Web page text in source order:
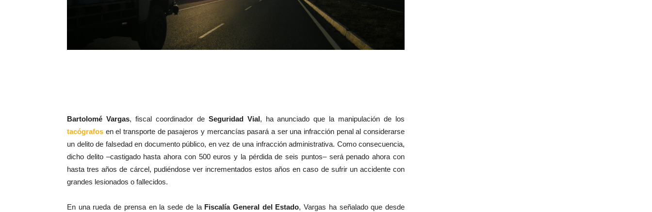
Bartolomé Vargas, fiscal coordinador de Seguridad Vial , ha anunciado que la manipulación de los
tacógrafos en el transporte de pasajeros y mercancías pasará a ser una infracción penal al considerarse
un delito de falsedad en documento público, en vez de una infracción administrativa. Como consecuencia,
dicho delito –castigado hasta ahora con 500 euros y la pérdida de seis puntos– será penado ahora con
hasta tres años de cárcel, pudiéndose ver incrementados estos años en caso de sufrir un accidente con
grandes lesionados o fallecidos.
En una rueda de prensa en la sede de la Fiscalía General del Estado, Vargas ha señalado que desde